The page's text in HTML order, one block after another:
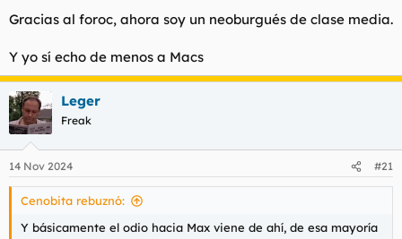
maneras hilarantes.
Gracias al foroc, ahora soy un neoburgués de clase media.
Y yo sí echo de menos a Macs
Leger
Freak
14 Nov 2024 #21
Cenobita rebuznó:
Y básicamente el odio hacia Max viene de ahí, de esa mayoría